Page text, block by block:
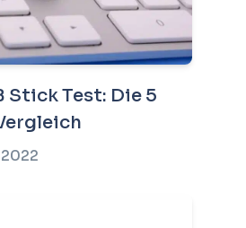
Stick Test: Die 5